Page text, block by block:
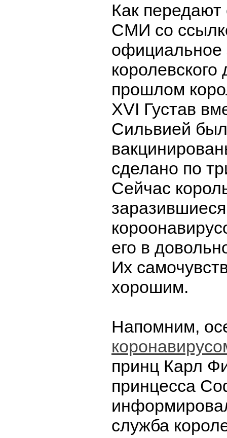
Как передают
СМИ со
официальное
королевского
прошлом
XVI Густав
Сильвией
сделано по
Сейчас
заразившиеся
его в
Их
хорошим.
Напомним,
принц Карл
принцесса
служба